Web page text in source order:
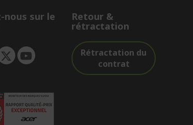
nous sur le Retour &
rétractation
Rétractation du
contrat